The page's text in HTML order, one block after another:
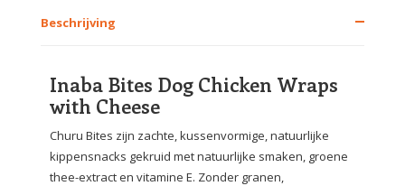
Beschrijving
Inaba Bites Dog Chicken Wraps
with Cheese
Churu Bites zijn zachte, kussenvormige, natuurlijke
kippensnacks gekruid met natuurlijke smaken, groene
thee-extract en vitamine E. Zonder granen,